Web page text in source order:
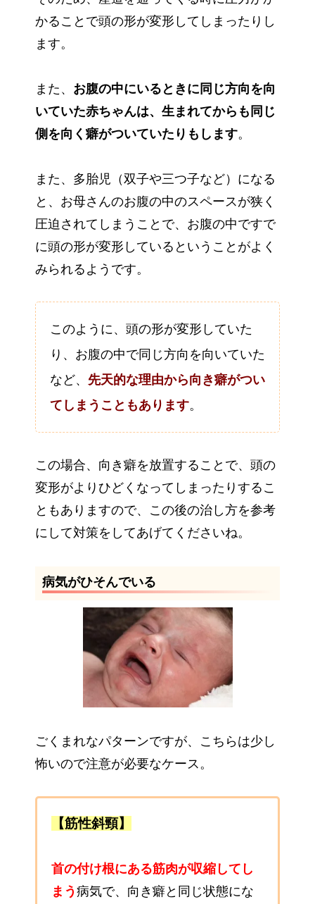
かることで頭の形が変形してしまったりし
ます。
また、 お腹の中にいるときに同じ方向を向
いていた赤ちゃんは、生まれてからも同じ
側を向く癖がついていたりもします。
また、多胎児（双子や三つ子など）になる
と、お母さんのお腹の中のスペースが狭く
圧迫されてしまうことで、お腹の中ですで
に頭の形が変形しているということがよく
みられるようです。
このように、頭の形が変形していた
り、お腹の中で同じ方向を向いていた
など、 先天的な理由から向き癖がつい
てしまうこともあります。
この場合、向き癖を放置することで、頭の
変形がよりひどくなってしまったりするこ
ともありますので、この後の治し方を参考
にして対策をしてあげてくださいね。
病気がひそんでいる
ごくまれなパターンですが、こちらは少し
怖いので注意が必要なケース。
【筋性斜頸】
首の付け根にある筋肉が収縮してし
まう 病気で、向き癖と同じ状態にな